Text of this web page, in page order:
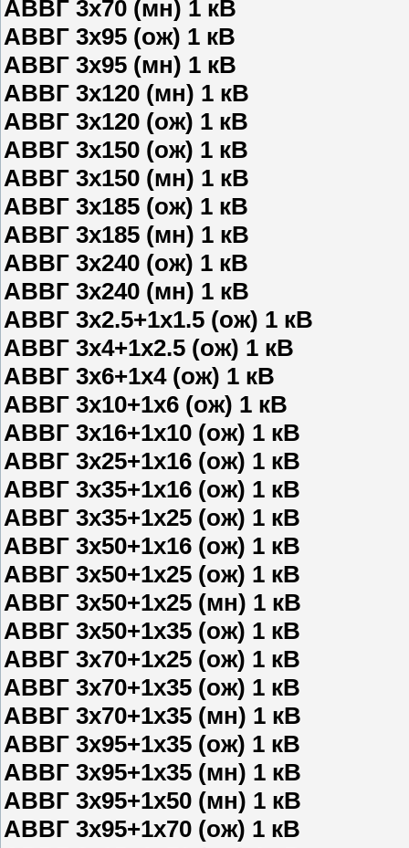
АВВГ 3х70 (мн) 1 кВ
АВВГ 3х95 (ож) 1 кВ
АВВГ 3х95 (мн) 1 кВ
АВВГ 3х120 (мн) 1 кВ
АВВГ 3х120 (ож) 1 кВ
АВВГ 3х150 (ож) 1 кВ
АВВГ 3х150 (мн) 1 кВ
АВВГ 3х185 (ож) 1 кВ
АВВГ 3х185 (мн) 1 кВ
АВВГ 3х240 (ож) 1 кВ
АВВГ 3х240 (мн) 1 кВ
АВВГ 3х2.5+1х1.5 (ож) 1 кВ
АВВГ 3х4+1х2.5 (ож) 1 кВ
АВВГ 3х6+1х4 (ож) 1 кВ
АВВГ 3х10+1х6 (ож) 1 кВ
АВВГ 3х16+1х10 (ож) 1 кВ
АВВГ 3х25+1х16 (ож) 1 кВ
АВВГ 3х35+1х16 (ож) 1 кВ
АВВГ 3х35+1х25 (ож) 1 кВ
АВВГ 3х50+1х16 (ож) 1 кВ
АВВГ 3х50+1х25 (ож) 1 кВ
АВВГ 3х50+1х25 (мн) 1 кВ
АВВГ 3х50+1х35 (ож) 1 кВ
АВВГ 3х70+1х25 (ож) 1 кВ
АВВГ 3х70+1х35 (ож) 1 кВ
АВВГ 3х70+1х35 (мн) 1 кВ
АВВГ 3х95+1х35 (ож) 1 кВ
АВВГ 3х95+1х35 (мн) 1 кВ
АВВГ 3х95+1х50 (мн) 1 кВ
АВВГ 3х95+1х70 (ож) 1 кВ